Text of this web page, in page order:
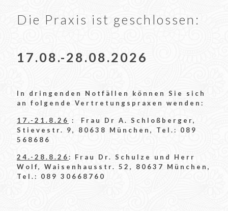
Die Praxis ist geschlossen:
17.08.-28.08.2026
In dringenden Notfällen können Sie sich
an folgende Vertretungspraxen wenden:
17.-21.8.26 : Frau Dr A. Schloßberger,
Stievestr. 9, 80638 München, Tel.: 089
568686
24.-28.8.26: Frau Dr. Schulze und Herr
Wolf, Waisenhausstr. 52, 80637 München,
Tel.: 089 30668760